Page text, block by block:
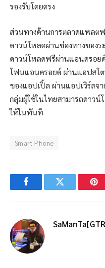
รองรับโดยตรง
ส่วนทางด้านการตลาดแพลต
ดาวน์โหลดผ่านช่องทางของ
ดาวน์โหลดฟรีผ่านแอนดรอย
โฟนแอนดรอยด์ ผ่านแอปสโต
ของแอปเปิ้ล ผ่านแอปเวิร์ลจ
กลุ่มผู้ใช้ในไทยสามารถดาวน์
ให้ในทันที
Smart Phone
FacebookTwitter